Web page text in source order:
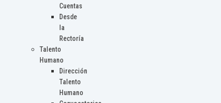
Cuentas
Desde
la
Rectoría
Talento
Humano
Dirección
Talento
Humano